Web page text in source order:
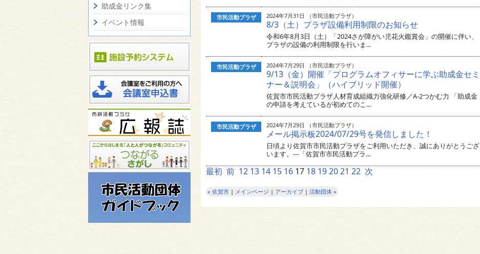
助成金リンク集
イベント情報
市民活動プラザ 2024年7月31日 （市民活動プラザ）
8/3（土）プラザ設備利用制限のお知らせ
令和6年8月3日（土）「2024さが障がい児花火鑑賞会」の開催に伴い、
プラザの設備の利用制限を行いま...
市民活動プラザ 2024年7月29日 （市民活動プラザ）
9/13（金）開催「プログラムオフィサーに学ぶ助成金セミ
ナー＆説明会」（ハイブリッド開催）
佐賀市市民活動プラザ人材育成組織力強化研修／A-2つかむ力 「助成金
の申請を考えているが初めてのこ...
市民活動プラザ 2024年7月29日 （市民活動プラザ）
メール掲示板2024/07/29号を発信しました！
日頃より佐賀市市民活動プラザをご利用いただき、誠にありがとうござ
います。---「佐賀市市民活動プラ...
最初 前 12 13 14 15 16 17 18 192021 22 次
« 佐賀市 | メインページ | アーカイブ | 活動団体 »